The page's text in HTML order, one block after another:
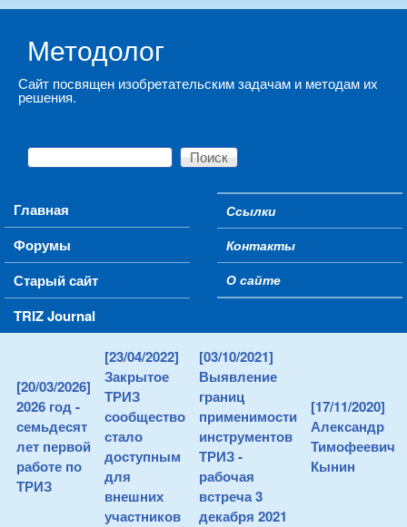
Методолог
Сайт посвящен изобретательским задачам и методам их
решения.
Форма поиска
Поиск
Main menu
Главная
Форумы
Старый сайт
TRIZ Journal
Secondary menu
Ссылки
Контакты
О сайте
[20/03/2026]
2026 год -
семьдесят
лет первой
работе по
ТРИЗ
[23/04/2022]
Закрытое
ТРИЗ
сообщество
стало
доступным
для
внешних
участников
[03/10/2021]
Выявление
границ
применимости
инструментов
ТРИЗ -
рабочая
встреча 3
декабря 2021
[17/11/2020]
Александр
Тимофеевич
Кынин